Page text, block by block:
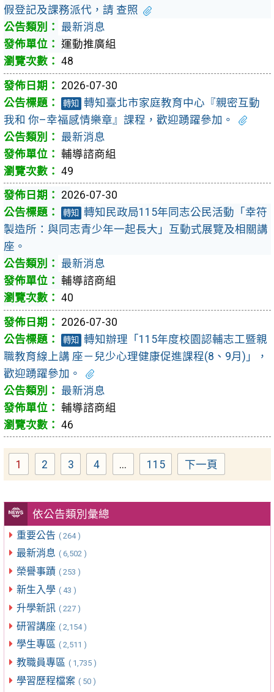
依公告類別彙總
重要公告 ( 264 )
最新消息 ( 6,502 )
榮譽事蹟 ( 253 )
新生入學 ( 43 )
升學新訊 ( 227 )
研習講座 ( 2,154 )
學生專區 ( 2,511 )
教職員專區 ( 1,735 )
學習歷程檔案 ( 50 )
假登記及課務派代，請 查照
最新消息
運動推廣組
48
2026-07-30
轉知
轉知臺北市家庭教育中心『親密互動
我和 你–幸福感情樂章』課程，歡迎踴躍參加。
最新消息
輔導諮商組
49
2026-07-30
轉知
轉知民政局115年同志公民活動「幸符
製造所：與同志青少年一起長大」互動式展覽及相關講
座。
最新消息
輔導諮商組
40
2026-07-30
轉知
轉知辦理「115年度校園認輔志工暨親
職教育線上講 座－兒少心理健康促進課程(8、9月)」，
歡迎踴躍參加。
最新消息
輔導諮商組
46
Page
1 Page
2 Page
3 Page
4 ... Page
115 下一頁